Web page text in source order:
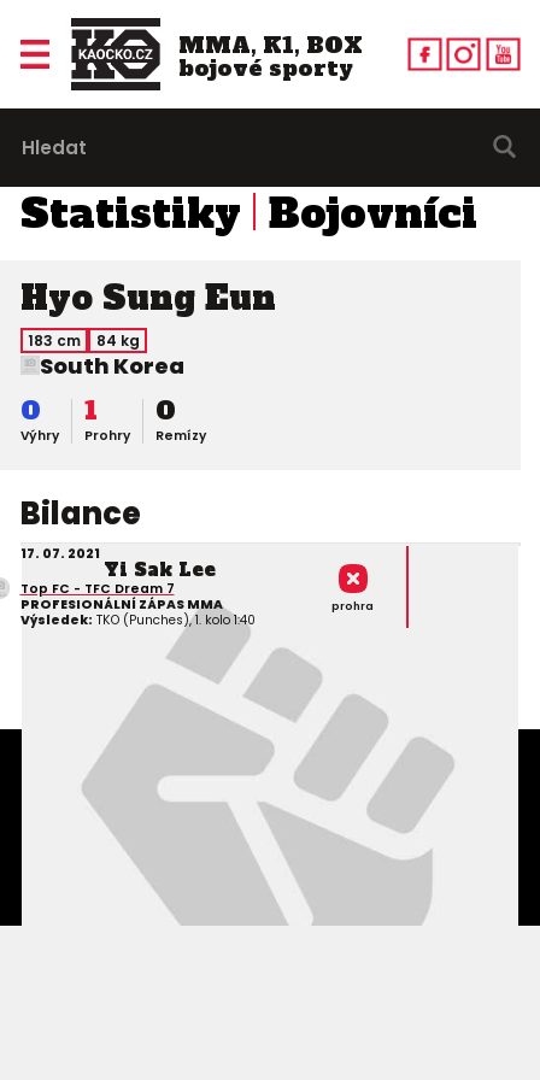
MMA, K1, BOX
bojové sporty
Statistiky Bojovníci
Hyo Sung Eun
183 cm 84 kg
South Korea
Výhry
0
Prohry
1
Remízy
0
Bilance
17. 07. 2021
Yi Sak Lee
Top FC - TFC Dream 7
PROFESIONÁLNÍ ZÁPAS MMA
Výsledek: TKO (Punches), 1. kolo 1:40
prohra
Podmínky užití webového rozhraní
Souhlas s používáním osobních údajů
Statistiky
Kontakty